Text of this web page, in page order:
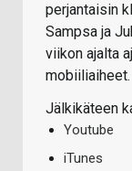
perjantaisin
Sampsa ja
viikon ajalta
mobiiliaiheet.
Jälkikäteen
Youtube
iTunes